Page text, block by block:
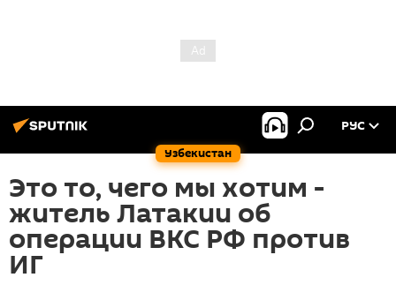
Узбекистан
РУС
Это то, чего мы хотим -
житель Латакии об
операции ВКС РФ против
ИГ